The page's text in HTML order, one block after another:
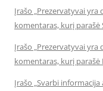
Įrašo „Prezervatyvai yra
komentaras, kurį parašė
Įrašo „Prezervatyvai yra
komentaras, kurį parašė
Įrašo „Svarbi